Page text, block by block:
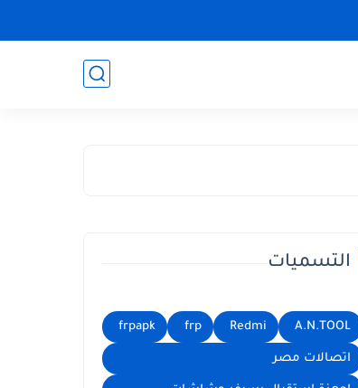
التسميات
A.N.TOOL
Redmi
frp
frpapk
اتصالات مصر